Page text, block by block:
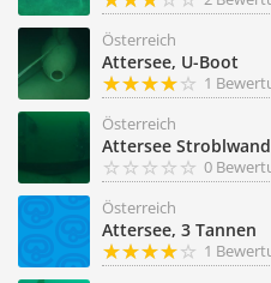
Österreich
Attersee, U-Boot
1
Österreich
Attersee Stroblwand
0
Österreich
Attersee, 3 Tannen
1